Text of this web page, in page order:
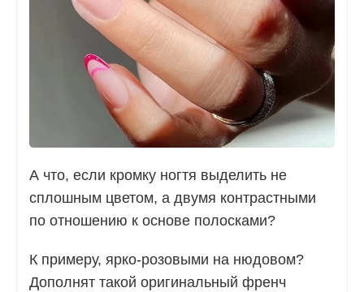
А что, если кромку ногтя выделить не
сплошным цветом, а двумя контрастными
по отношению к основе полосками?
К примеру, ярко-розовыми на нюдовом?
Дополнят такой оригинальный френч